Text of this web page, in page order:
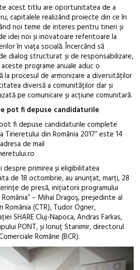
acest titlu are oportunitatea de a
capitalele realizând proiecte din ce în
noi teme de interes pentru tineri și
idei noi și inovatoare referitoare la
în viața socială. Încercând să
dialog structurat și de responsabilizare,
programe anuale aduc o
procesul de armonizare a diversităților
diversă a comunităților dar și
pe comunicare și acțiune comunitară.
pot fi depuse candidaturile
fi depuse candidaturile complete
din România 2017” este 14
de mail
primirea și eligibilitatea
de 18 octombrie, au anunțat, marți, 28
de presă, inițiatorii programului
– Mihai Dragoş, președinte al
(CTR), Tudor Ogner,
SHARE Cluj-Napoca, Andras Farkas,
PONT, și Ionuț Stanimir, directorul
Române (BCR).